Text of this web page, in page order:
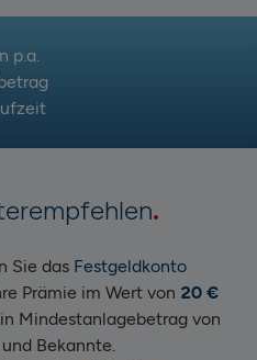
p.a.
Sie das Festgeldkonto
Prämie im Wert von 20 €
Mindestanlagebetrag von
Bekannte.